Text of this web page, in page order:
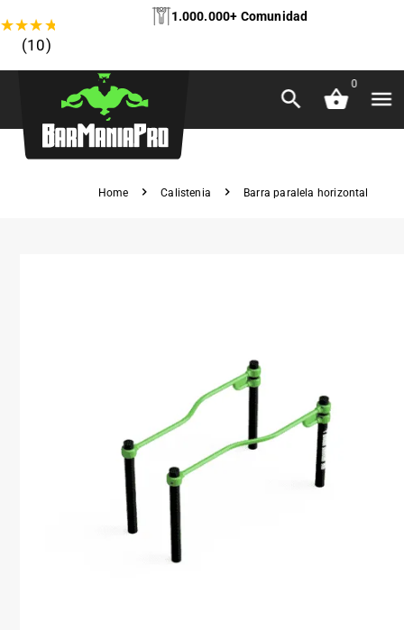
★★★★
(10)
1.000.000+ Comunidad
0
Home Calistenia Barra paralela horizontal